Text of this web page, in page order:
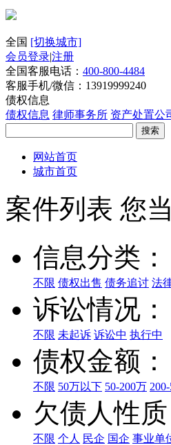
全国 [切换城市]
会员登录|注册
全国客服电话： 400-800-4484
客服手机/微信：13919999240
债权信息
债权信息 律师事务所 资产处置公
搜索
网站首页
城市首页
案件列表 您
信息分类：
不限 债权出售 债务追讨 法
诉讼情况：
不限 未起诉 诉讼中 执行中
债权金额：
不限 50万以下 50-200万
欠债人性质
不限 个人 民企 国企 事业单